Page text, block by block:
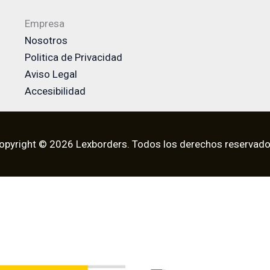
Empresa
Nosotros
Politica de Privacidad
Aviso Legal
Accesibilidad
© 2026 Lexborders. Todos los derechos